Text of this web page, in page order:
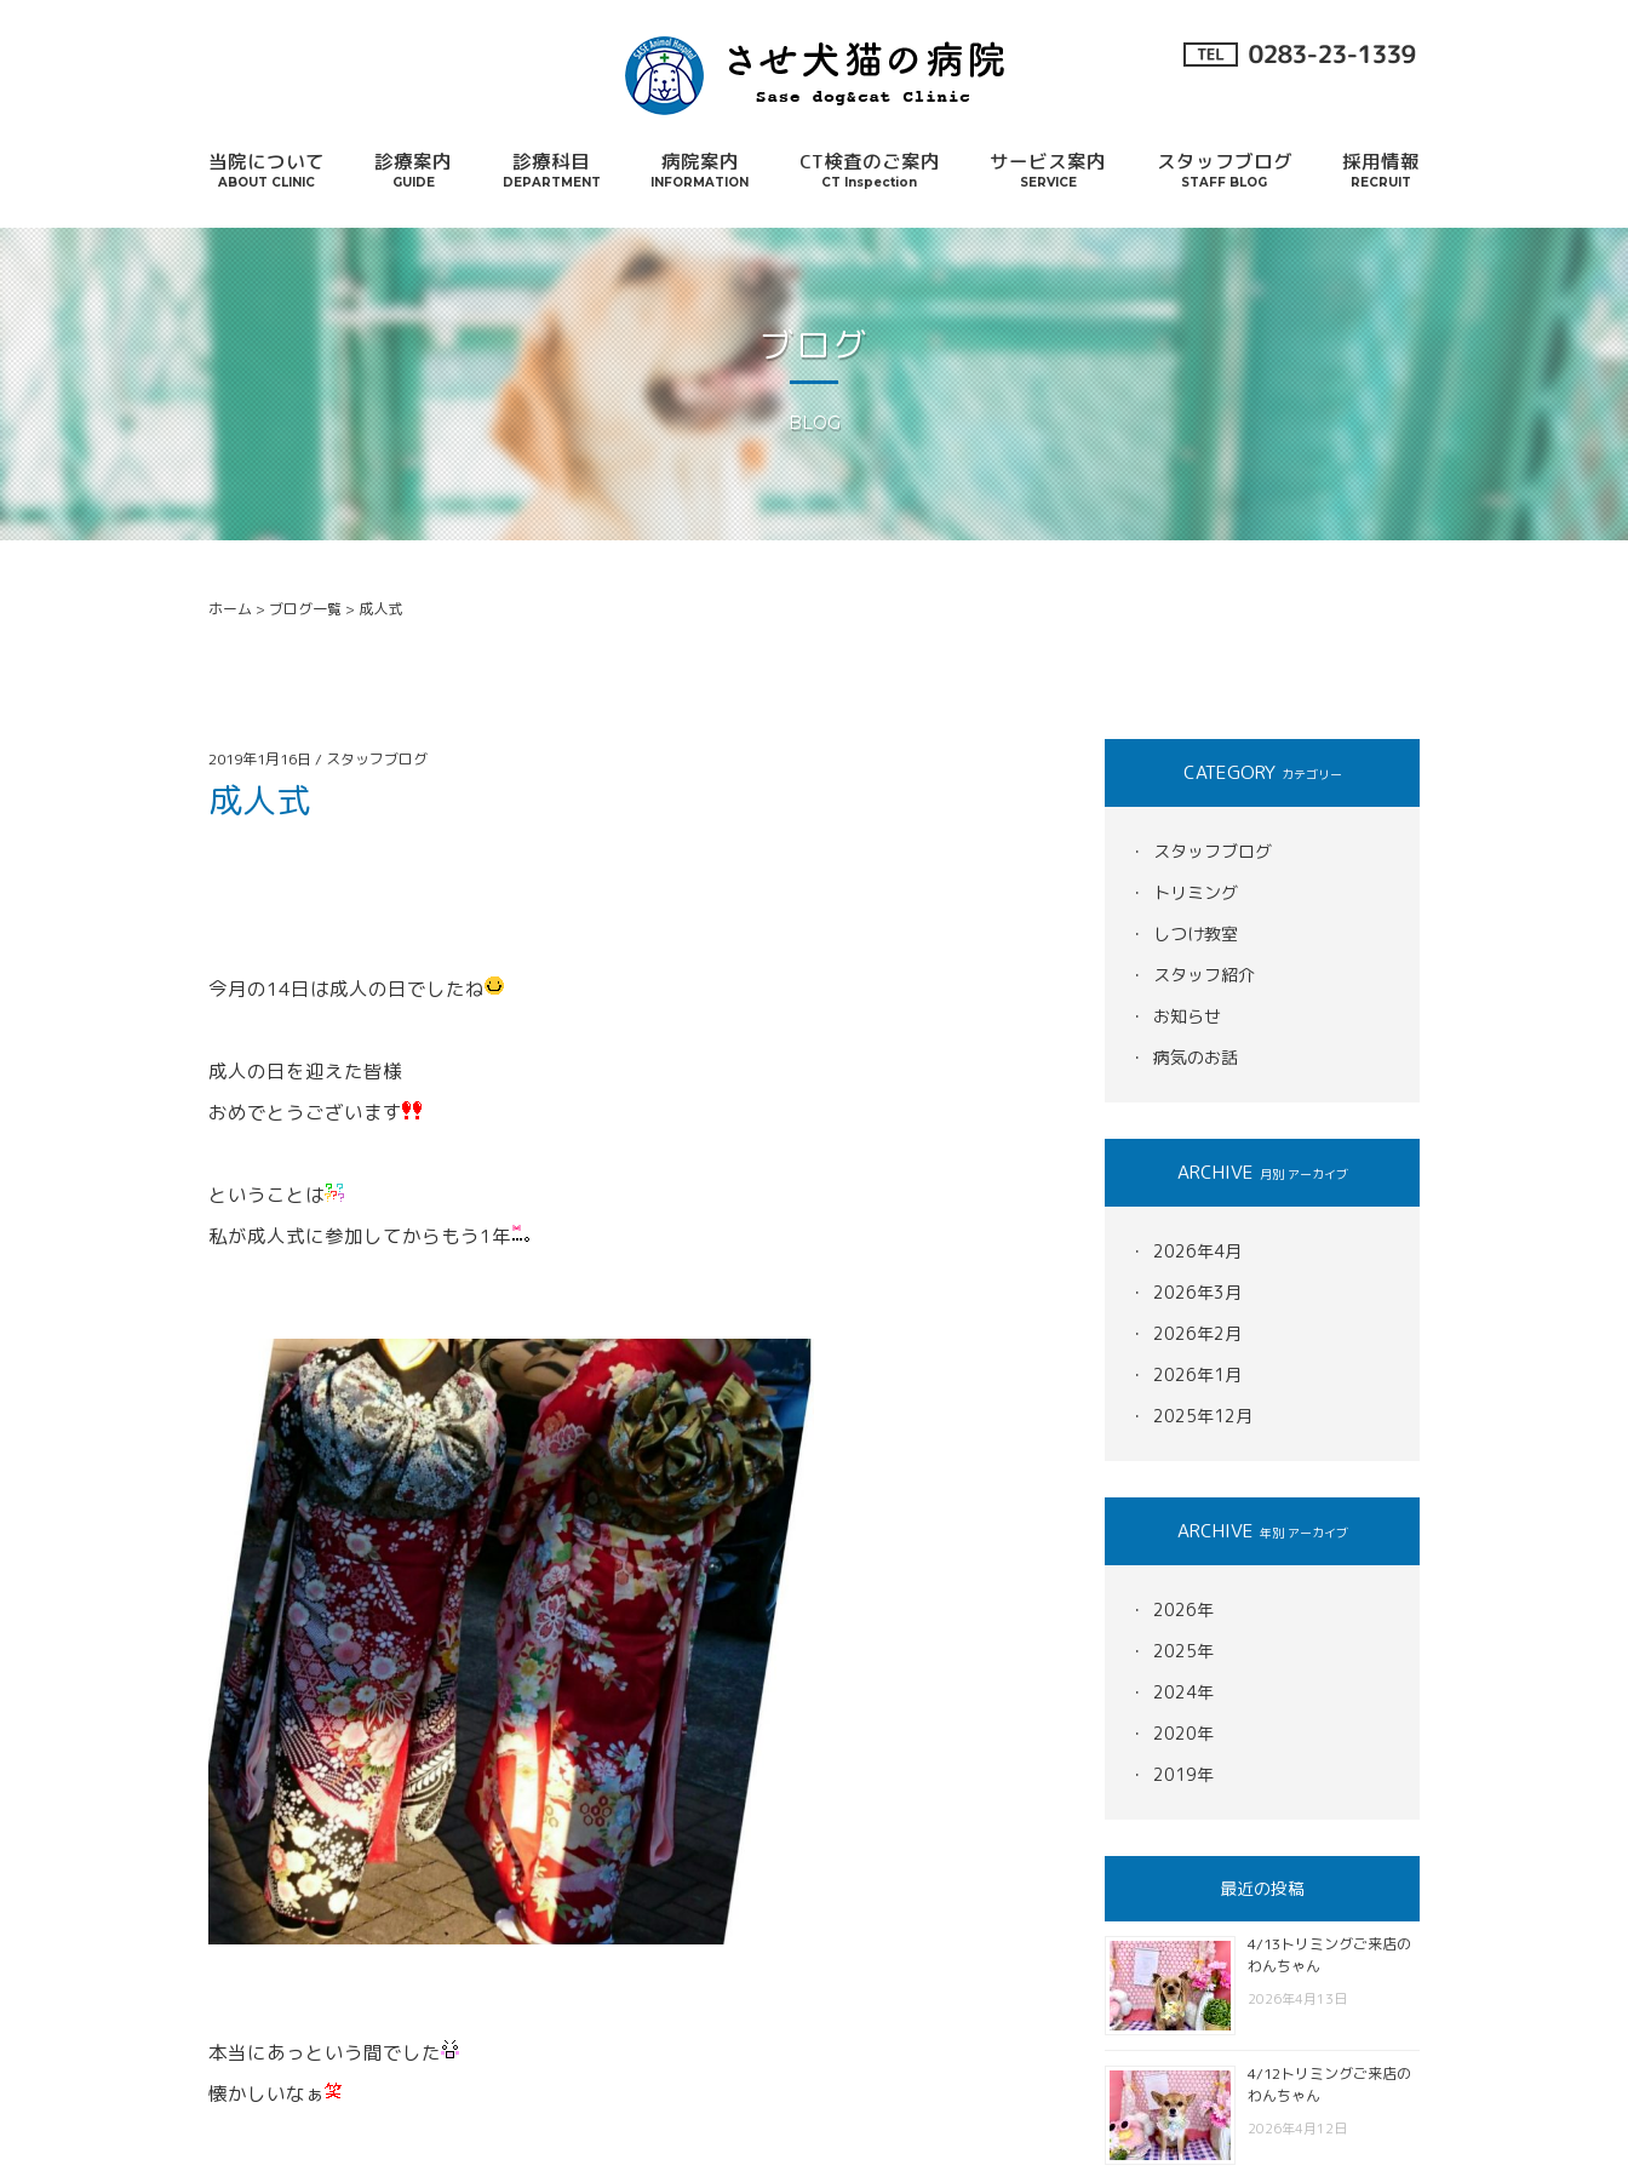
当院について
ABOUT CLINIC
診療案内
GUIDE
診療科目
DEPARTMENT
病院案内
INFORMATION
CT検査のご案内
CT Inspection
サービス案内
SERVICE
スタッフブログ
STAFF BLOG
採用情報
RECRUIT
ブログ
BLOG
ホーム > ブログ一覧 > 成人式
2019年1月16日 / スタッフブログ
成人式
今月の14日は成人の日でしたね
成人の日を迎えた皆様
おめでとうございます
ということは
私が成人式に参加してからもう1年
本当にあっという間でした
懐かしいなぁ
CATEGORY カテゴリー
スタッフブログ
トリミング
しつけ教室
スタッフ紹介
お知らせ
病気のお話
ARCHIVE 月別 アーカイブ
2026年4月
2026年3月
2026年2月
2026年1月
2025年12月
ARCHIVE 年別 アーカイブ
2026年
2025年
2024年
2020年
2019年
最近の投稿
4/13トリミングご来店の
わんちゃん
2026年4月13日
4/12トリミングご来店の
わんちゃん
2026年4月12日